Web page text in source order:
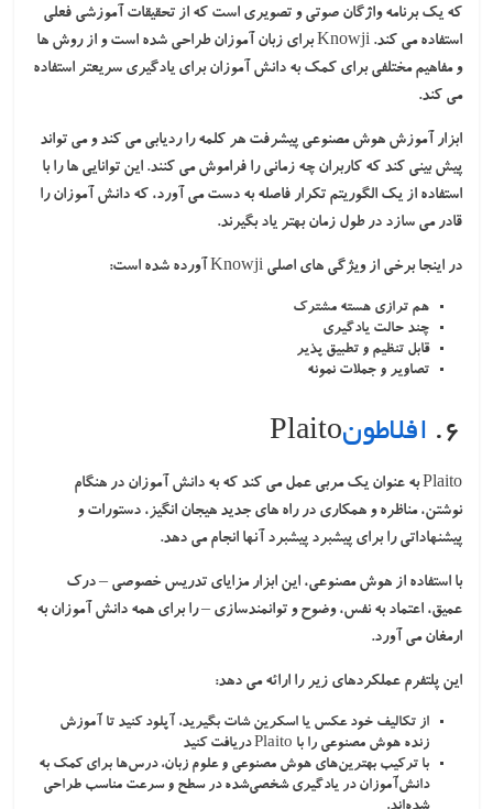
که یک برنامه واژگان صوتی و تصویری است که از تحقیقات آموزشی فعلی
استفاده می کند. Knowji برای زبان آموزان طراحی شده است و از روش ها
و مفاهیم مختلفی برای کمک به دانش آموزان برای یادگیری سریعتر استفاده
می کند.
ابزار آموزش هوش مصنوعی پیشرفت هر کلمه را ردیابی می کند و می تواند
پیش بینی کند که کاربران چه زمانی را فراموش می کنند. این توانایی ها را با
استفاده از یک الگوریتم تکرار فاصله به دست می آورد، که دانش آموزان را
قادر می سازد در طول زمان بهتر یاد بگیرند.
در اینجا برخی از ویژگی های اصلی Knowji آورده شده است:
هم ترازی هسته مشترک
چند حالت یادگیری
قابل تنظیم و تطبیق پذیر
تصاویر و جملات نمونه
۶. افلاطونPlaito
Plaito به عنوان یک مربی عمل می کند که به دانش آموزان در هنگام
نوشتن، مناظره و همکاری در راه های جدید هیجان انگیز، دستورات و
پیشنهاداتی را برای پیشبرد پیشبرد آنها انجام می دهد.
با استفاده از هوش مصنوعی، این ابزار مزایای تدریس خصوصی – درک
عمیق، اعتماد به نفس، وضوح و توانمندسازی – را برای همه دانش آموزان به
ارمغان می آورد.
این پلتفرم عملکردهای زیر را ارائه می دهد:
از تکالیف خود عکس یا اسکرین شات بگیرید، آپلود کنید تا آموزش
زنده هوش مصنوعی را با Plaito دریافت کنید
با ترکیب بهترین‌های هوش مصنوعی و علوم زبان، درس‌ها برای کمک به
دانش‌آموزان در یادگیری شخصی‌شده در سطح و سرعت مناسب طراحی